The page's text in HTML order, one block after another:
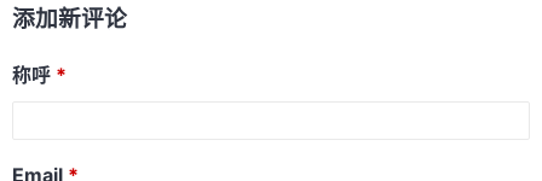
添加新评论
称呼
Email